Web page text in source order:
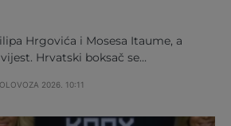
Hrgovića i Mosesa Itaume, a
Hrvatski boksač se…
2026. 10:11